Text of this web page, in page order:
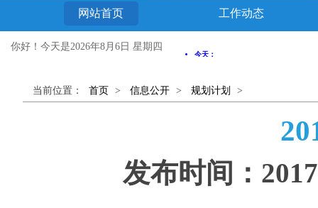
网站首页 工作动态
你好！今天是2026年8月6日 星期四
当前位置： 首页 > 信息公开 > 规划计划 >
发布时间：